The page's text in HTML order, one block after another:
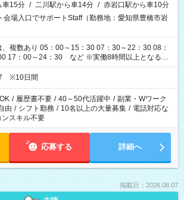
車15分 / 二川駅から車14分 / 赤岩口駅から車10分
会場入口でサポートStaff（勤務地：愛知県豊橋市岩
、複数あり 05：00～15：30 07：30～22：30 08：
17：00～24：30 など ※実働8時間以上となる勤
交替で取得します。
しこまめな休憩があります。
※10日間
/ 履歴書不要 / 40～50代活躍中 / 副業・Wワーク
由 / シフト勤務 / 10名以上の大量募集 / 電話対応な
ンスキル不要
応募する 詳細へ
掲載日：2026.08.07